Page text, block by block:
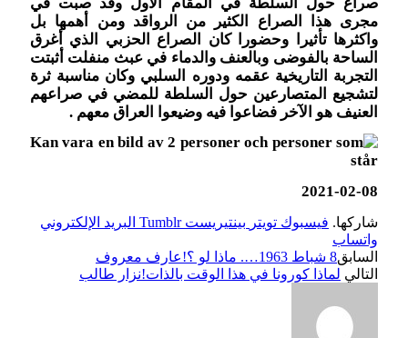
مجرى هذا الصراع الكثير من الرواقد ومن أهمها بل
واكثرها تأثيرا وحضورا كان الصراع الحزبي الذي أغرق
الساحة بالفوضى وبالعنف والدماء في عبث منفلت أثبتت
التجربة التاريخية عقمه ودوره السلبي وكان مناسبة ثرة
لتشجيع المتصارعين حول السلطة للمضي في صراعهم
العنيف هو الآخر فضاعوا فيه وضيعوا العراق معهم .
2021-02-08
شاركها. فيسبوك تويتر بينتيريست Tumblr البريد الإلكتروني
واتساب
السابق8 شباط 1963…. ماذا لو ؟!عارف معروف
التالي لماذا كورونا في هذا الوقت بالذات!نزار طالب